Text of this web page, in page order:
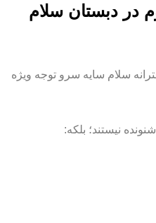
در دبستان سلام
سلام سایه سرو توجه ویژه
نیستند؛ بلکه: